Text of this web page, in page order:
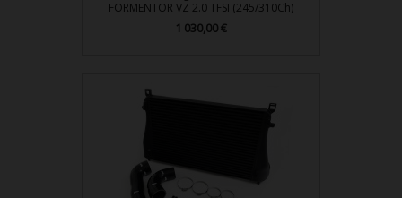
FORMENTOR VZ 2.0 TFSI (245/310Ch)
Prix
1 030,00 €